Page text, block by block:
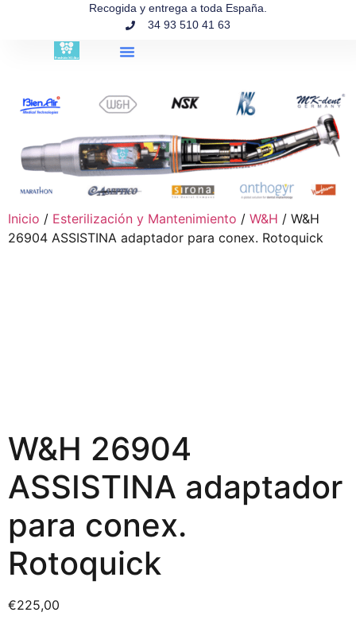
Recogida y entrega a toda España.
34 93 510 41 63
Inicio / Esterilización y Mantenimiento / W&H / W&H
26904 ASSISTINA adaptador para conex. Rotoquick
W&H 26904
ASSISTINA adaptador
para conex.
Rotoquick
€225,00